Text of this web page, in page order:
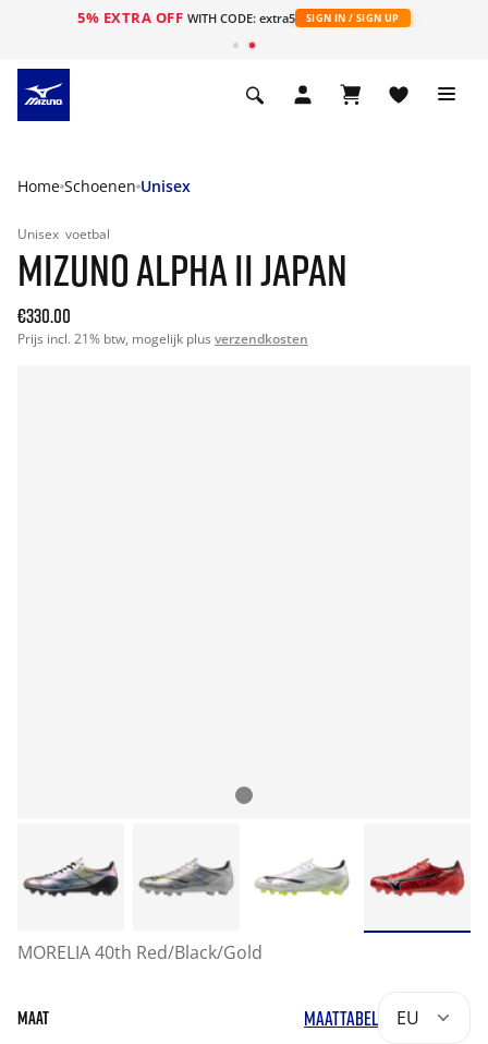
5% EXTRA OFF WITH CODE: extra5 SIGN IN / SIGN UP
Home Schoenen Unisex
Unisex voetbal
MIZUNO ALPHA II JAPAN
€330.00
Prijs incl. 21% btw, mogelijk plus verzendkosten
MORELIA 40th Red/Black/Gold
MAAT MAATTABEL EU